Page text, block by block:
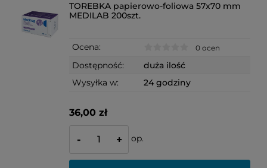
TOREBKA papierowo-foliowa 57x70 mm
MEDILAB 200szt.
Ocena: 0 ocen
Dostępność:
duża ilość
Wysyłka w:
24 godziny
36,00 zł
- + op.